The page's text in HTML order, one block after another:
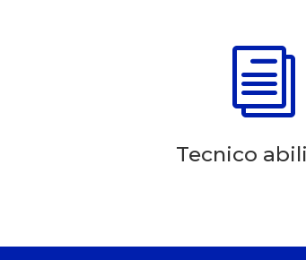
i
Tecnico